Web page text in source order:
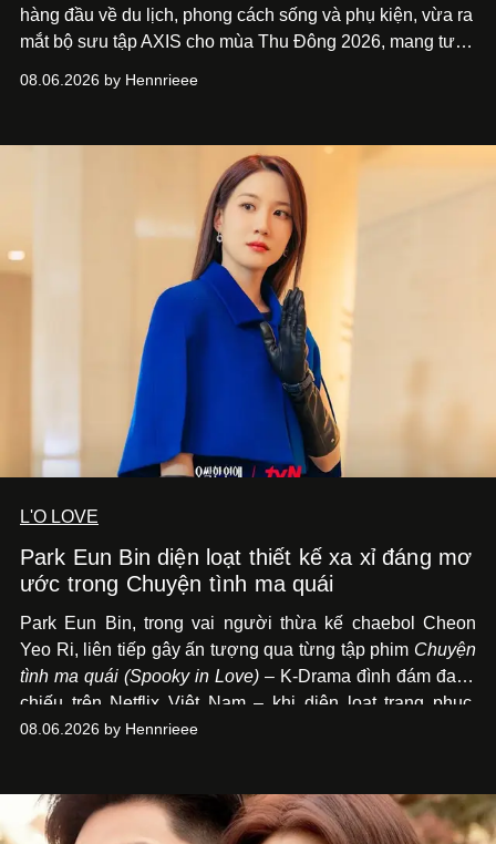
hàng đầu về du lịch, phong cách sống và phụ kiện, vừa ra
mắt bộ sưu tập AXIS cho mùa Thu Đông 2026, mang tư
và phong cách sống hiện đại bằng thiết kế sắc nét, chuẩn
08.06.2026 by Hennrieee
L'O LOVE
Park Eun Bin diện loạt thiết kế xa xỉ đáng mơ
ước trong Chuyện tình ma quái
Park Eun Bin, trong vai người thừa kế chaebol Cheon
Yeo Ri, liên tiếp gây ấn tượng qua từng tập phim Chuyện
tình ma quái (Spooky in Love) – K-Drama đình đám đang
chiếu trên Netflix Việt Nam – khi diện loạt trang phục,
đồng hồ & trang sức xa xỉ tương xứng với địa vị trên màn
08.06.2026 by Hennrieee